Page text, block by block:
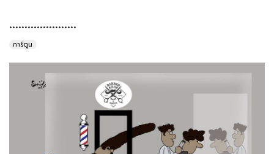
......................
การ์ตูน